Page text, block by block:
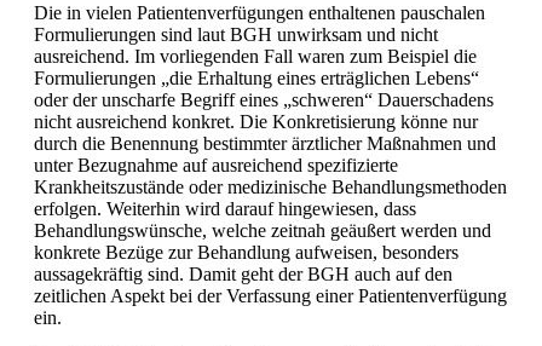
Die in vielen Patientenverfügungen enthaltenen pauschalen
Formulierungen sind laut BGH unwirksam und nicht
ausreichend. Im vorliegenden Fall waren zum Beispiel die
Formulierungen „die Erhaltung eines erträglichen Lebens“
oder der unscharfe Begriff eines „schweren“ Dauerschadens
nicht ausreichend konkret. Die Konkretisierung könne nur
durch die Benennung bestimmter ärztlicher Maßnahmen und
unter Bezugnahme auf ausreichend spezifizierte
Krankheitszustände oder medizinische Behandlungsmethoden
erfolgen. Weiterhin wird darauf hingewiesen, dass
Behandlungswünsche, welche zeitnah geäußert werden und
konkrete Bezüge zur Behandlung aufweisen, besonders
aussagekräftig sind. Damit geht der BGH auch auf den
zeitlichen Aspekt bei der Verfassung einer Patientenverfügung
ein.